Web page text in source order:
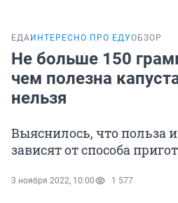
ЕДА ИНТЕРЕСНО ПРО ЕДУОБЗОР
Не больше 150
чем полезна
нельзя
Выяснилось, что польза
зависят от способа
3 ноября 2022, 10:00 1 577